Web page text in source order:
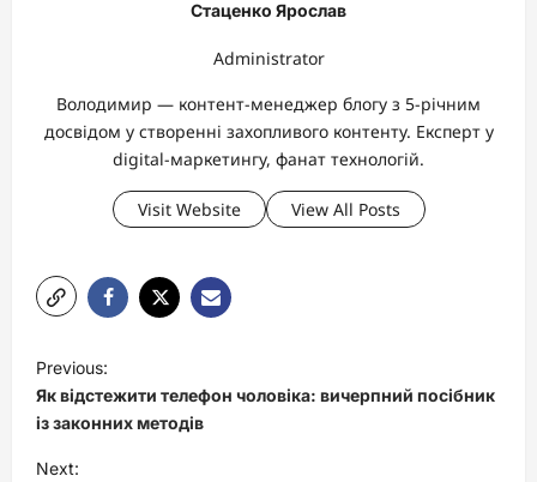
Стаценко Ярослав
Administrator
Володимир — контент-менеджер блогу з 5-річним
досвідом у створенні захопливого контенту. Експерт у
digital-маркетингу, фанат технологій.
Visit Website View All Posts
P
o
s
t
Previous:
Як відстежити телефон чоловіка: вичерпний посібник
із законних методів
Next: